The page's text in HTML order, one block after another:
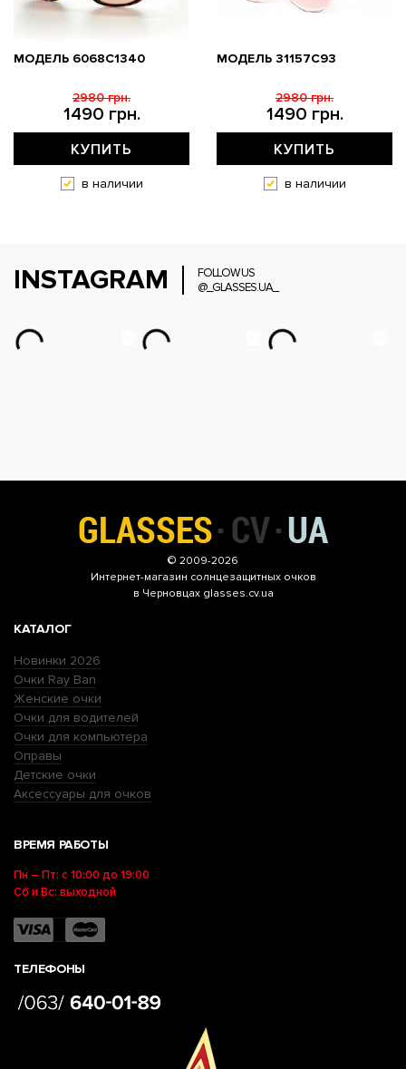
МОДЕЛЬ 6068C1340
1490 грн.
2980 грн.
КУПИТЬ
в наличии
МОДЕЛЬ 31157С93
1490 грн.
2980 грн.
КУПИТЬ
в наличии
INSTAGRAM
FOLLOW US
@_GLASSES.UA_
© 2009-2026
Интернет-магазин солнцезащитных очков
в Черновцах glasses.cv.ua
КАТАЛОГ
Новинки 2026
Очки Ray Ban
Женские очки
Очки для водителей
Очки для компьютера
Оправы
Детские очки
Аксессуары для очков
ВРЕМЯ РАБОТЫ
Пн – Пт: с 10:00 до 19:00
Сб и Вс: выходной
ТЕЛЕФОНЫ